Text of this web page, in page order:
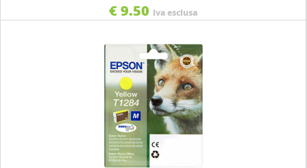
€ 9.50 Iva esclusa